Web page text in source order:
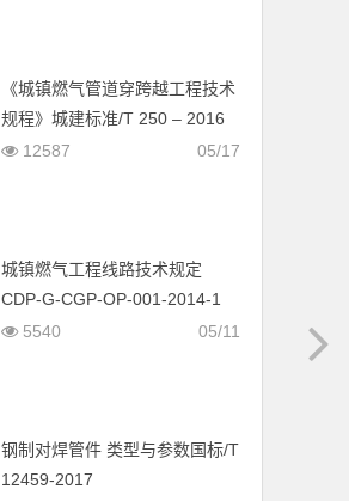
《城镇燃气管道穿跨越工程技术
规程》城建标准/T 250 – 2016
05/17
12587
城镇燃气工程线路技术规定
CDP-G-CGP-OP-001-2014-1
05/11
5540
钢制对焊管件 类型与参数国标/T
12459-2017